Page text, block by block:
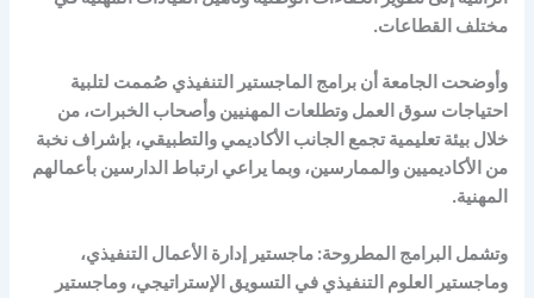
مختلف القطاعات.
وأوضحت الجامعة أن برامج الماجستير التنفيذي صُممت لتلبية
احتياجات سوق العمل وتطلعات المهنيين وأصحاب الخبرات، من
خلال بيئة تعليمية تجمع الجانب الأكاديمي والتطبيقي، بإشراف نخبة
من الأكاديميين والممارسين، وبما يراعي ارتباط الدارسين بأعمالهم
المهنية.
وتشمل البرامج المطروحة: ماجستير إدارة الأعمال التنفيذي،
وماجستير العلوم التنفيذي في التسويق الإستراتيجي، وماجستير